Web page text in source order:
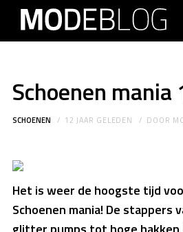
Schoenen mania
SCHOENEN 12 JAAR GELEDEN DOOR
Het is weer de hoogste tijd
Schoenen mania! De stappers